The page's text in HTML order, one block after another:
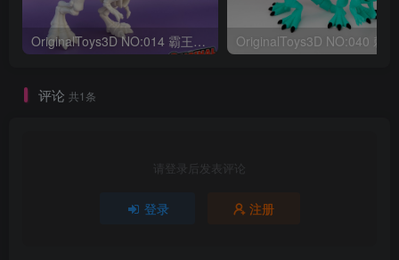
OriginalToys3D NO:014 霸王龙骨架
评论 共1条
请登录后发表评论
登录 注册